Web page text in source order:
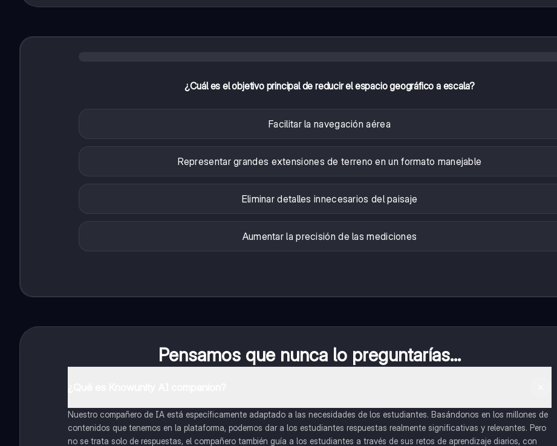
¿Cuál es el objetivo principal de reducir el espacio geográfico a escala?
Facilitar la navegación aérea
Representar grandes extensiones de terreno en un formato manejable
Eliminar detalles innecesarios del paisaje
Aumentar la precisión de las mediciones
Pensamos que nunca lo preguntarías...
Nuestro compañero de IA está específicamente adaptado a las necesidades de los estudiantes. Basándonos en los millones de
contenidos que tenemos en la plataforma, podemos dar a los estudiantes respuestas realmente significativas y relevantes. Pero
no se trata solo de respuestas, el compañero también guía a los estudiantes a través de sus retos de aprendizaje diarios, con